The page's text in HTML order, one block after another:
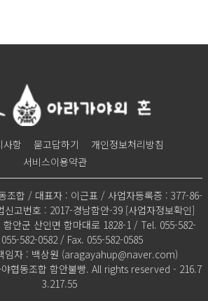
사항 묻고답하기
개인정보처리방침
서비스이용약관
조합 / 대표자 : 이근표 / 사업자등록증 : 377-86-
신고번호 : 2017-경남함안-39 [사업자정보확인]
함안군 산인면 함마대로 1828-1 / Tel. 055-582-
582-0582 / Fax. 055-582-0585
임자 : 백상원 (aragayahup@naver.com)
협동조합 함안불빵. All rights reserved - 216.7
3.217.55